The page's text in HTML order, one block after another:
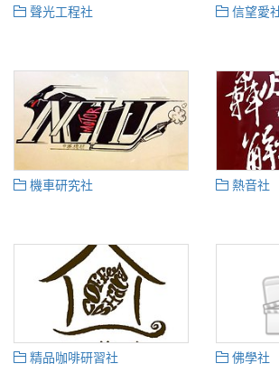
聲光工程社 信望愛
機車研究社 熱音社
精品咖啡研習社 佛學社